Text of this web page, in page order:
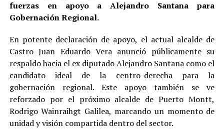
fuerzas en apoyo a Alejandro Santana para
Gobernación Regional.
En potente declaración de apoyo, el actual alcalde de
Castro Juan Eduardo Vera anunció públicamente su
respaldo hacia el ex diputado Alejandro Santana como el
candidato ideal de la centro-derecha para la
gobernación regional. Este apoyo también se ve
reforzado por el próximo alcalde de Puerto Montt,
Rodrigo Wainraihgt Galilea, marcando un momento de
unidad y visión compartida dentro del sector.